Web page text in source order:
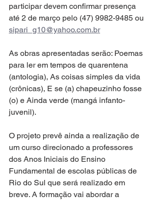
participar devem confirmar presença
até 2 de março pelo (47) 9982-9485 ou
sipari_g10@yahoo.com.br
As obras apresentadas serão: Poemas
para ler em tempos de quarentena
(antologia), As coisas simples da vida
(crônicas), E se (a) chapeuzinho fosse
(o) e Ainda verde (mangá infanto-
juvenil).
O projeto prevê ainda a realização de
um curso direcionado a professores
dos Anos Iniciais do Ensino
Fundamental de escolas públicas de
Rio do Sul que será realizado em
breve. A formação vai abordar a